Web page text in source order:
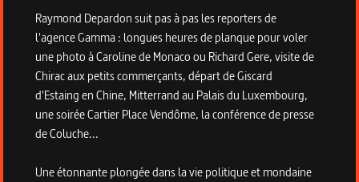
Raymond Depardon suit pas à pas les reporters de
l'agence Gamma : longues heures de planque pour voler
une photo à Caroline de Monaco ou Richard Gere, visite de
Chirac aux petits commerçants, départ de Giscard
d'Estaing en Chine, Mitterrand au Palais du Luxembourg,
une soirée Cartier Place Vendôme, la conférence de presse
de Coluche...
Une étonnante plongée dans la vie politique et mondaine